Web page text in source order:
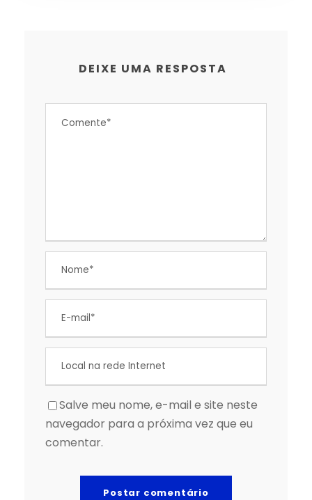
DEIXE UMA RESPOSTA
Salve meu nome, e-mail e site neste
navegador para a próxima vez que eu
comentar.